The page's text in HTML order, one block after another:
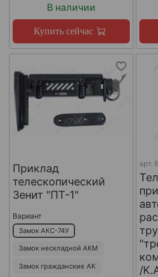
В наличии
Купить сейчас
Приклад
телескопический
Зенит "ПТ-1"
Вариант
Замок АКС-74У
Замок нескладной АКМ
Замок гражданские АК
арт.
/